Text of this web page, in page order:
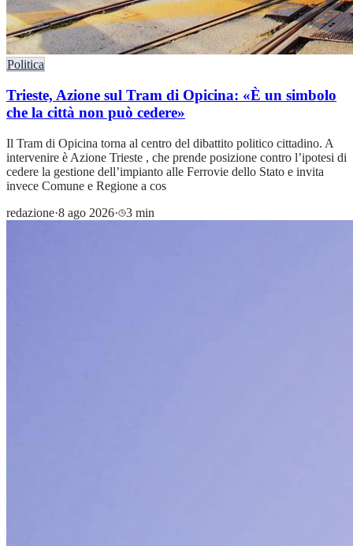
Politica
Trieste, Azione sul Tram di Opicina: «È un simbolo
che la città non può cedere»
Il Tram di Opicina torna al centro del dibattito politico cittadino. A
intervenire è Azione Trieste , che prende posizione contro l’ipotesi di
cedere la gestione dell’impianto alle Ferrovie dello Stato e invita
invece Comune e Regione a cos
redazione·8 ago 2026· 3 min